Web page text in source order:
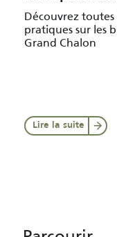
Découvrez
pratiques sur les
Grand Chalon
Lire la suite